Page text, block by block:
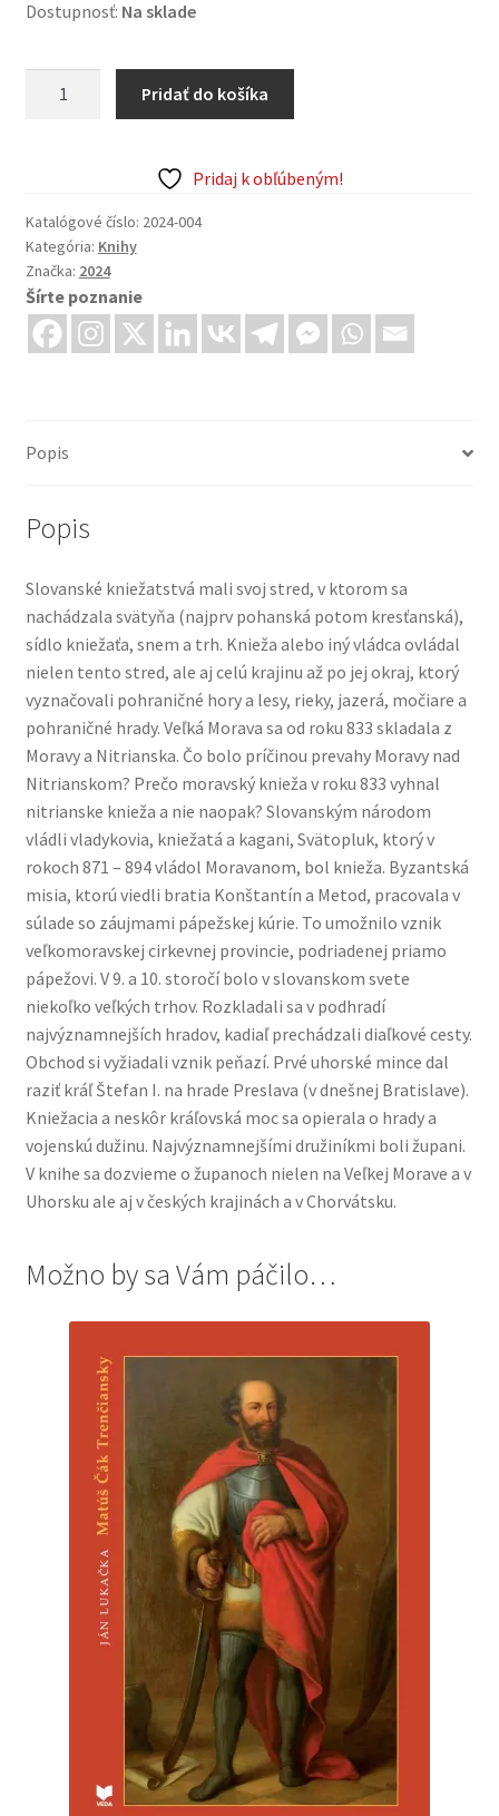
Dostupnosť: Na sklade
svet
Pridať do košíka
Pridaj k obľúbeným!
Katalógové číslo: 2024-004
Kategória: Knihy
Značka: 2024
Šírte poznanie
Popis
Popis
Slovanské kniežatstvá mali svoj stred, v ktorom sa
nachádzala svätyňa (najprv pohanská potom kresťanská),
sídlo kniežaťa, snem a trh. Knieža alebo iný vládca ovládal
nielen tento stred, ale aj celú krajinu až po jej okraj, ktorý
vyznačovali pohraničné hory a lesy, rieky, jazerá, močiare a
pohraničné hrady. Veľká Morava sa od roku 833 skladala z
Moravy a Nitrianska. Čo bolo príčinou prevahy Moravy nad
Nitrianskom? Prečo moravský knieža v roku 833 vyhnal
nitrianske knieža a nie naopak? Slovanským národom
vládli vladykovia, kniežatá a kagani, Svätopluk, ktorý v
rokoch 871 – 894 vládol Moravanom, bol knieža. Byzantská
misia, ktorú viedli bratia Konštantín a Metod, pracovala v
súlade so záujmami pápežskej kúrie. To umožnilo vznik
veľkomoravskej cirkevnej provincie, podriadenej priamo
pápežovi. V 9. a 10. storočí bolo v slovanskom svete
niekoľko veľkých trhov. Rozkladali sa v podhradí
najvýznamnejších hradov, kadiaľ prechádzali diaľkové cesty.
Obchod si vyžiadali vznik peňazí. Prvé uhorské mince dal
raziť kráľ Štefan I. na hrade Preslava (v dnešnej Bratislave).
Kniežacia a neskôr kráľovská moc sa opierala o hrady a
vojenskú dužinu. Najvýznamnejšími družiníkmi boli župani.
V knihe sa dozvieme o županoch nielen na Veľkej Morave a v
Uhorsku ale aj v českých krajinách a v Chorvátsku.
Možno by sa Vám páčilo…